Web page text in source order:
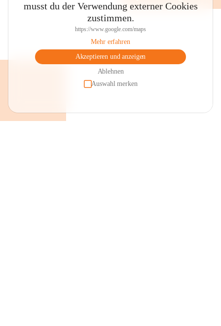
musst du der Verwendung externer Cookies
zustimmen.
https://www.google.com/maps
Mehr erfahren
Akzeptieren und anzeigen
Ablehnen
Auswahl merken